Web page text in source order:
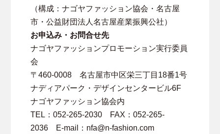
（構成：ナゴヤファッション協会・名古屋
市・公益財団法人名古屋産業振興公社）
お申込み・お問合せ先
ナゴヤファッションプロモーション実行委員
会
〒460-0008 名古屋市中区栄三丁目18番1号
ナディアパーク・デザインセンタービル6F
ナゴヤファッション協会内
TEL：052-265-2030 FAX：052-265-
2036 E-mail：nfa@n-fashion.com